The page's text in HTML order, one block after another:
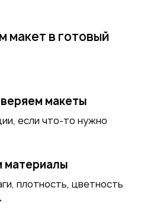
к выборам 2026
макет в готовый
макеты
если что-то нужно
материалы
плотность, цветность